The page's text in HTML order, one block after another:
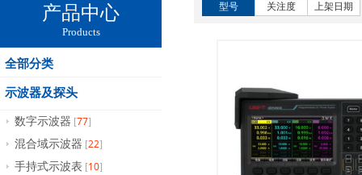
产品中心
Products
全部分类
示波器及探头
数字示波器 [77]
混合域示波器 [22]
手持式示波表 [10]
型号 关注度 上架日期